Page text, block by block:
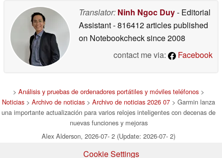
Translator: Ninh Ngoc Duy- Editorial
Assistant- 816412 articles published
on Notebookchecksince 2008
contact me via:
Facebook
> Análisis y pruebas de ordenadores portátiles y móviles teléfonos >
Noticias > Archivo de noticias > Archivo de noticias 2026 07 > Garmin lanza
una importante actualización para varios relojes inteligentes con decenas de
nuevas funciones y mejoras
Alex Alderson, 2026-07- 2 (Update: 2026-07- 2)
Cookie Settings